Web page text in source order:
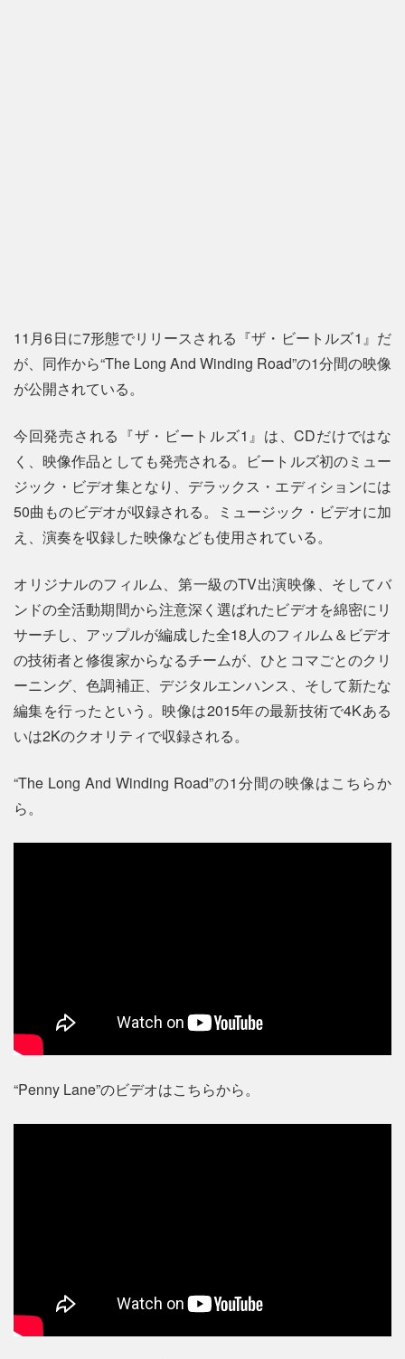
11月6日に7形態でリリースされる『ザ・ビートルズ1』だ
が、同作から“The Long And Winding Road”の1分間の映像
が公開されている。
今回発売される『ザ・ビートルズ1』は、CDだけではな
く、映像作品としても発売される。ビートルズ初のミュー
ジック・ビデオ集となり、デラックス・エディションには
50曲ものビデオが収録される。ミュージック・ビデオに加
え、演奏を収録した映像なども使用されている。
オリジナルのフィルム、第一級のTV出演映像、そしてバ
ンドの全活動期間から注意深く選ばれたビデオを綿密にリ
サーチし、アップルが編成した全18人のフィルム＆ビデオ
の技術者と修復家からなるチームが、ひとコマごとのクリ
ーニング、色調補正、デジタルエンハンス、そして新たな
編集を行ったという。映像は2015年の最新技術で4Kある
いは2Kのクオリティで収録される。
“The Long And Winding Road”の1分間の映像はこちらか
ら。
“Penny Lane”のビデオはこちらから。